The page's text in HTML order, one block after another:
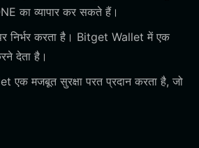
का व्यापार कर सकते हैं।
निर्भर करता है। Bitget Wallet में एक
देता है।
एक मजबूत सुरक्षा परत प्रदान करता है, जो